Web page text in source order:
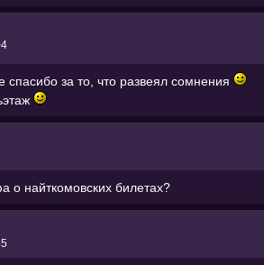
спасибо за то, что развеял сомнения
о найткомовских билетах?